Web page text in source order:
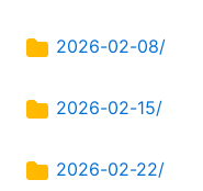
2026-02-08/
2026-02-15/
2026-02-22/